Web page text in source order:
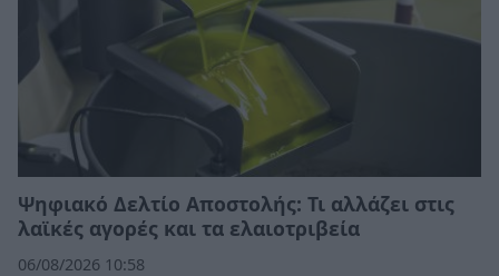
Ψηφιακό Δελτίο Αποστολής: Τι αλλάζει στις
λαϊκές αγορές και τα ελαιοτριβεία
06/08/2026 10:58